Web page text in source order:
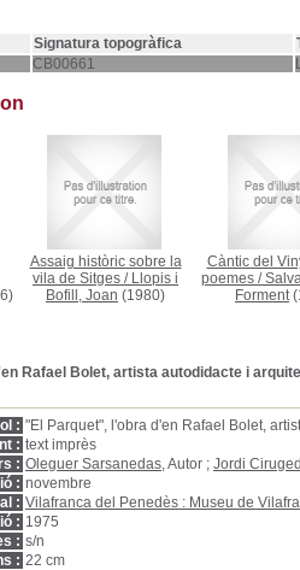
Signatura topogràfica
CB00661
Assaig històric sobre la
vila de Sitges / Llopis i
Bofill, Joan (1980)
Càntic del
poemes /
Forment
Rafael Bolet, artista autodidacte i
: "El Parquet", l'obra d'en Rafael Bolet,
: text imprès
: Oleguer Sarsanedas, Autor ; Jordi
: novembre
: Vilafranca del Penedès : Museu de
: 1975
: s/n
: 22 cm